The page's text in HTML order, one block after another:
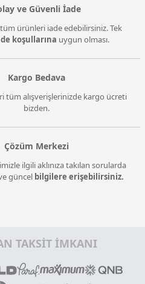
ve Güvenli İade
ürünleri iade edebilirsiniz. Tek
koşullarına uygun olması.
Kargo Bedava
tüm alışverişlerinizde kargo ücreti
bizden.
Çözüm Merkezi
ilgili aklınıza takılan sorularda
güncel bilgilere erişebilirsiniz.
TAKSİT İMKANI